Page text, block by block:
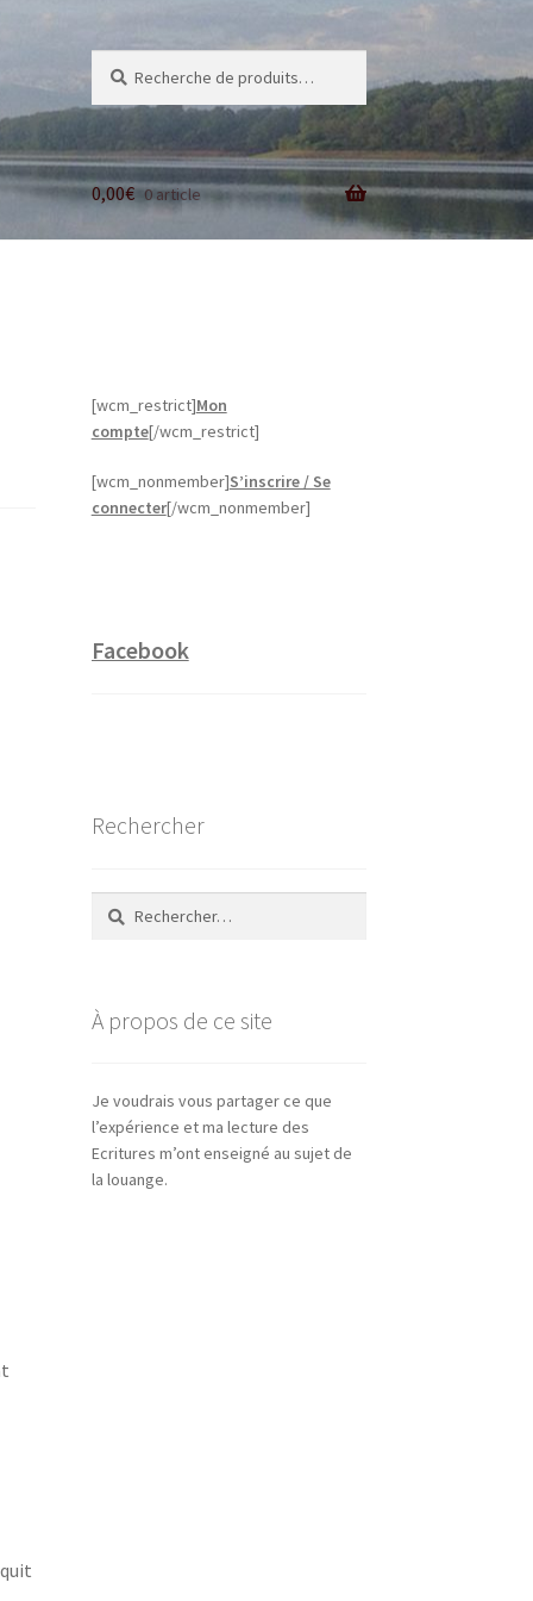
pour :
0,00€ 0 article
[wcm_restrict]Mon
compte[/wcm_restrict]
[wcm_nonmember]S’inscrire / Se
connecter[/wcm_nonmember]
Facebook
Rechercher
Rechercher :
À propos de ce site
Je voudrais vous partager ce que
l’expérience et ma lecture des
Ecritures m’ont enseigné au sujet de
la louange.